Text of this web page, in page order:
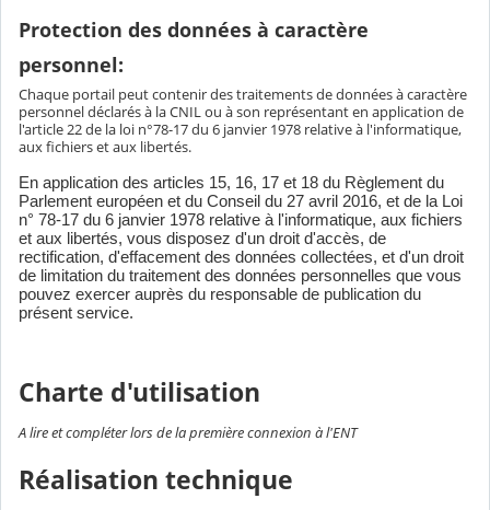
Protection des données à caractère
personnel:
Chaque portail peut contenir des traitements de données à caractère
personnel déclarés à la CNIL ou à son représentant en application de
l'article 22 de la loi n°78-17 du 6 janvier 1978 relative à l'informatique,
aux fichiers et aux libertés.
En application des articles 15, 16, 17 et 18 du Règlement du
Parlement européen et du Conseil du 27 avril 2016, et de la Loi
n° 78-17 du 6 janvier 1978 relative à l'informatique, aux fichiers
et aux libertés, vous disposez d'un droit d'accès, de
rectification, d'effacement des données collectées, et d'un droit
de limitation du traitement des données personnelles que vous
pouvez exercer auprès du responsable de publication du
présent service.
Charte d'utilisation
A lire et compléter lors de la première connexion à l'ENT
Réalisation technique